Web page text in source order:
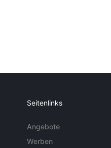
Seitenlinks
Angebote
Werben